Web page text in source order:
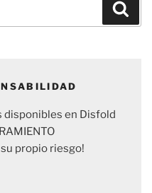
disponibles en Disfold
su propio riesgo!